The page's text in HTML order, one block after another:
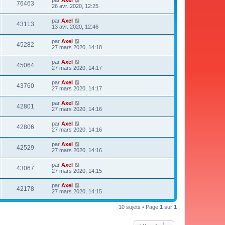
76463
26 avr. 2020, 12:25
43113 par Axel
13 avr. 2020, 12:46
45282 par Axel
27 mars 2020, 14:18
45064 par Axel
27 mars 2020, 14:17
43760 par Axel
27 mars 2020, 14:17
42801 par Axel
27 mars 2020, 14:16
42806 par Axel
27 mars 2020, 14:16
42529 par Axel
27 mars 2020, 14:16
43067 par Axel
27 mars 2020, 14:15
42178 par Axel
27 mars 2020, 14:15
10 sujets • Page 1 sur 1